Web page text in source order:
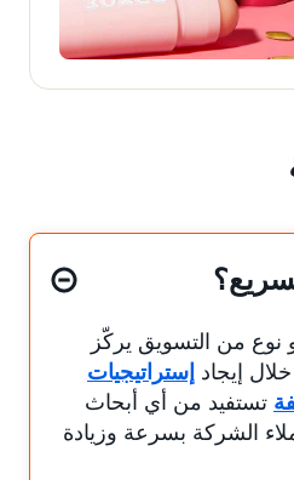
نوع من التسويق يركّز
إيجاد إستراتيجيات
تستفيد من أي أبحاث
الشركة بسرعة وزيادة